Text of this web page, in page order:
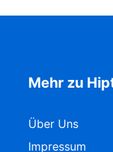
Mehr zu
Über Uns
Impressum